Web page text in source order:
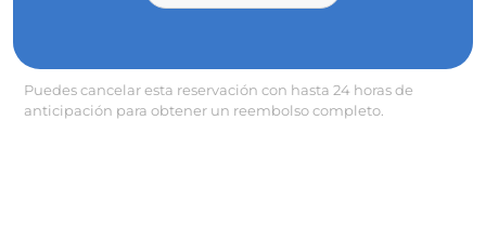
Puedes cancelar esta reservación con hasta 24 horas de
anticipación para obtener un reembolso completo.